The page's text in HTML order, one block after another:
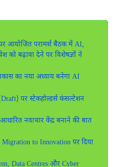
आयोजित परामर्श बैठक में AI,
को बढ़ावा देने पर विशेषज्ञों ने
का नया अध्याय बनेगा AI
पर स्टेकहोल्डर्स कंसल्टेशन
आधारित नवाचार केंद्र बनाने की बात
to Innovation पर दिया
Data Centres और Cyber